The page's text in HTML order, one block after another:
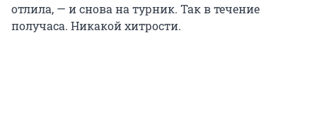
отлила, — и снова на турник. Так в течение
получаса. Никакой хитрости.